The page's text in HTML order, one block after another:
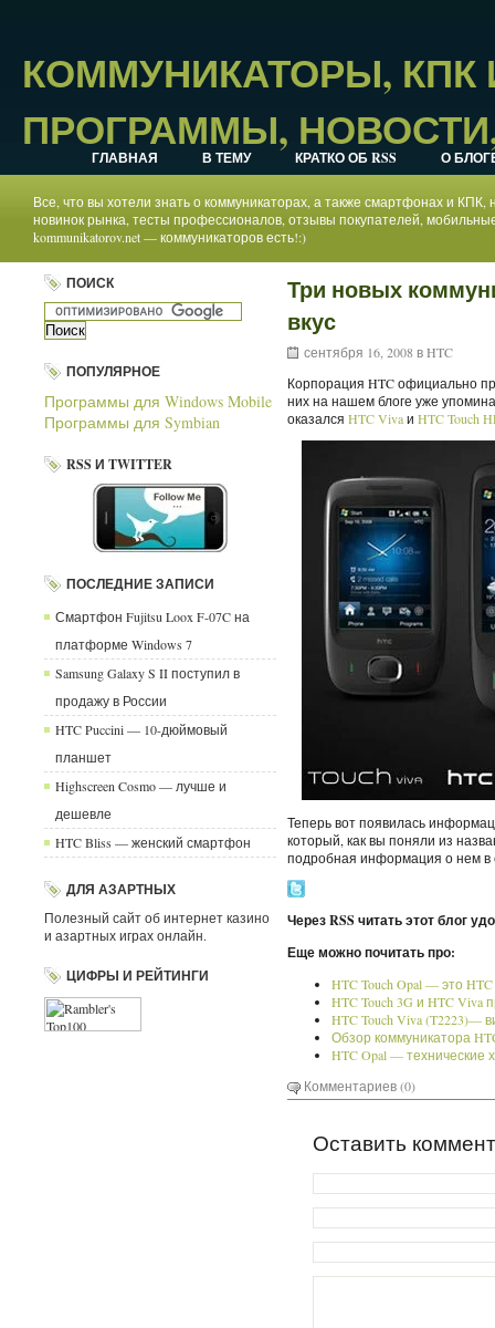
КОММУНИКАТОРЫ,
ПРОГРАММЫ,
ГЛАВНАЯ В ТЕМУ КРАТКО ОБ RSS О
Все, что вы хотели знать о коммуникаторах, а также смартфонах и
новинок рынка, тесты профессионалов, отзывы покупателей,
kommunikatorov.net — коммуникаторов есть!:)
ПОИСК
ПОПУЛЯРНОЕ
Программы для Windows Mobile
Программы для Symbian
RSS И TWITTER
ПОСЛЕДНИЕ ЗАПИСИ
Смартфон Fujitsu Loox F-07C на
платформе Windows 7
Samsung Galaxy S II поступил в
продажу в России
HTC Puccini — 10-дюймовый
планшет
Highscreen Cosmo — лучше и
дешевле
HTC Bliss — женский смартфон
ДЛЯ АЗАРТНЫХ
Полезный сайт об интернет казино
и азартных играх онлайн.
ЦИФРЫ И РЕЙТИНГИ
Три новых
вкус
сентября 16, 2008 вHTC
Корпорация HTC официально
них на нашем блоге уже
оказался HTC Vivaи HTC Touch
Теперь вот появилась
который, как вы поняли из
подробная информация о нем в
Через RSS читать этот блог
Еще можно почитать про:
HTC Touch Opal — это HTC
HTC Touch 3G и HTC Viva
HTC Touch Viva (T2223)—
Обзор коммуникатора
HTC Opal — технические
Комментариев (0)
Оставить